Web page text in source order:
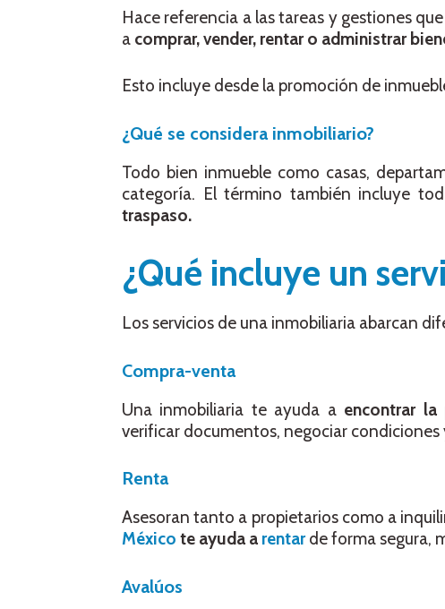
Hace referencia a las tareas y gestiones
a comprar, vender, rentar o administrar
Esto incluye desde la promoción de
¿Qué se considera inmobiliario?
Todo bien inmueble como casas,
categoría. El término también incluye
traspaso.
¿Qué incluye un
Los servicios de una inmobiliaria abarcan
Compra-venta
Una inmobiliaria te ayuda a encontrar
verificar documentos, negociar
Renta
Asesoran tanto a propietarios como a
México te ayuda a rentarde forma segura,
Avalúos